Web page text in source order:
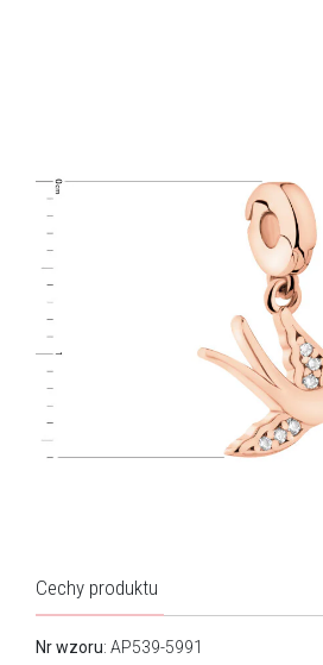
Cechy produktu
Nr wzoru: AP539-5991